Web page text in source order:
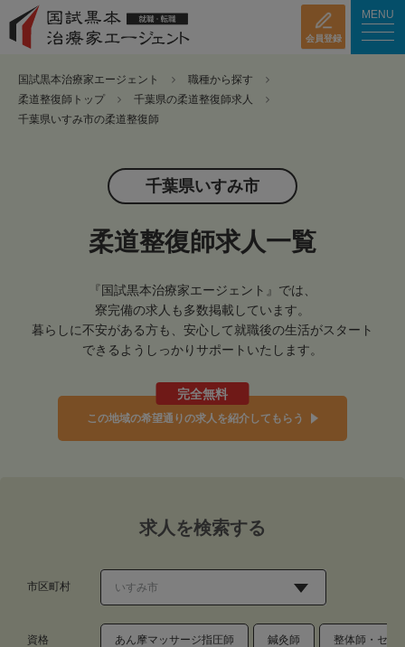
会員登録
MENU
国試黒本治療家エージェント
職種から探す
柔道整復師トップ
千葉県の柔道整復師求人
千葉県いすみ市の柔道整復師
千葉県いすみ市
柔道整復師求人一覧
『国試黒本治療家エージェント』では、
寮完備の求人も多数掲載しています。
暮らしに不安がある方も、安心して就職後の生活がスタート
できるようしっかりサポートいたします。
完全無料
この地域の希望通りの求人を紹介してもらう
求人を検索する
市区町村
資格 あん摩マッサージ指圧師 鍼灸師 整体師・セラ